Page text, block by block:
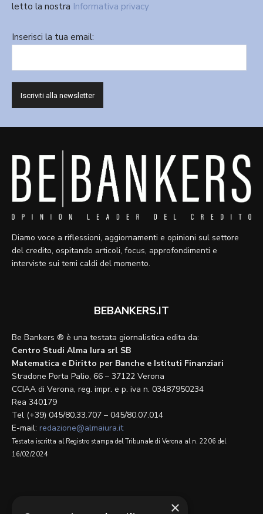
letto la nostra Informativa privacy
Inserisci la tua email:
Diamo voce a riflessioni, aggiornamenti e opinioni sul settore
del credito, ospitando articoli, focus, approfondimenti e
interviste sui temi caldi del momento.
BEBANKERS.IT
Be Bankers ® è una testata giornalistica edita da:
Centro Studi Alma Iura srl SB
Matematica e Diritto per Banche e Istituti Finanziari
Stradone Porta Palio, 66 – 37122 Verona
CCIAA di Verona, reg. impr. e p. iva n. 03487950234
Rea 340179
Tel (+39) 045/80.33.707 – 045/80.07.014
E-mail: redazione@almaiura.it
Testata iscritta al Registro stampa del Tribunale di Verona al n. 2206 del
16/02/2024
×